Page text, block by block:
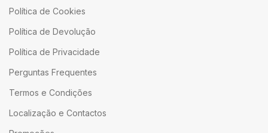
Política de Cookies
Política de Devolução
Política de Privacidade
Perguntas Frequentes
Termos e Condições
Localização e Contactos